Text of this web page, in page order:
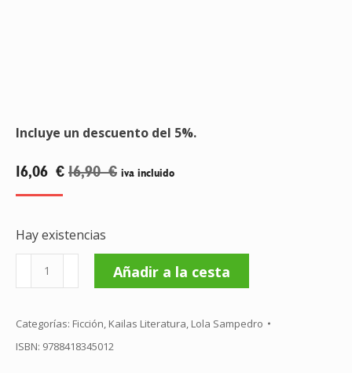
Incluye un descuento del 5%.
16,06 € 16,90€ iva incluido
Hay existencias
Animal
cantidad
Añadir a la cesta
Categorías: Ficción, Kailas Literatura, Lola Sampedro
ISBN: 9788418345012